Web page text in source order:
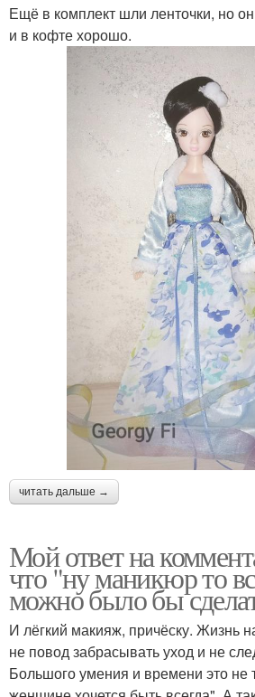
Ещё в комплект шли ленточки, но
и в кофте хорошо.
читать дальше →
Мой ответ на
что "ну маникюр то
можно было бы
И лёгкий макияж, причёску. Жизнь
не повод забрасывать уход и не
Большого умения и времени это не